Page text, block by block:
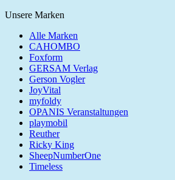
Unsere Marken
Alle Marken
CAHOMBO
Foxform
GERSAM Verlag
Gerson Vogler
JoyVital
myfoldy
OPANIS Veranstaltungen
playmobil
Reuther
Ricky King
SheepNumberOne
Timeless